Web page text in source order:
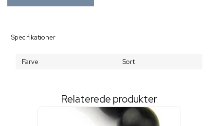
Specifikationer
Farve Sort
Relaterede produkter